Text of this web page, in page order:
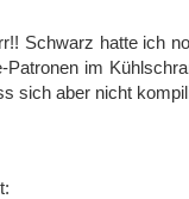
Schwarz hatte ich
im
sich aber nicht